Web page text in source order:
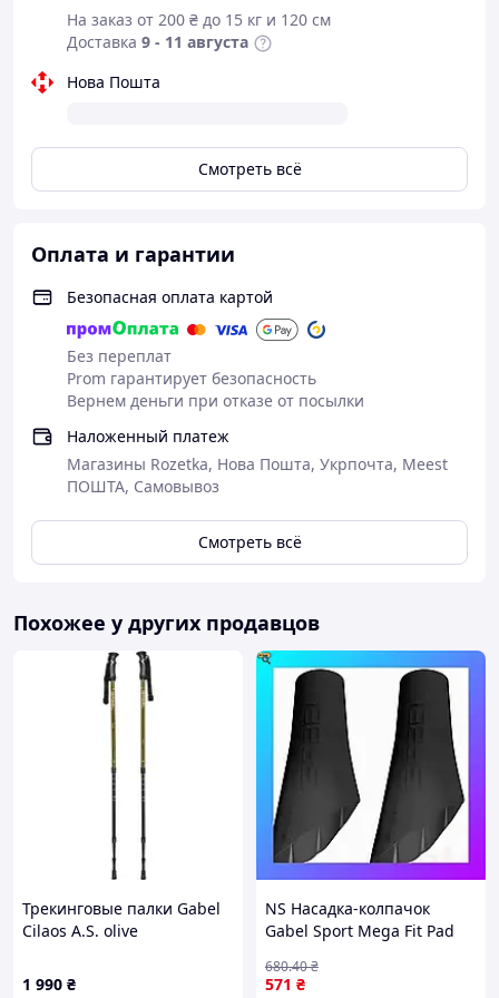
направлении.
В качестве амортизатора (ANTISHOCK) использована
стальная пружина.
Длина палок для скандинавской ходьбы
определяется по формуле в зависимости от роста и
Низкий темп (группа «здоровье», человек
нетренированный или восстанавливающийся)
предпочтительна формула: рост × 0,66.
Средний темп (группа «фитнес») – рост × 0,68.
Высокий темп (группа «спорт», человек
тренированный) – рост × 0,7.
Значение можно смело округлять в любую сторону на
1-2 см. При покупке в интернет-магазине
рекомендуется выбирать телескопические палки,
которые можно настроить под любой рост.
Есть возможность приобрести одну единицу
*При пересылке товара к стоимости товара будет
На заказ от 200 ₴ до 15 кг и 120 см
Доставка 9 - 11 августа
Нова Пошта
Смотреть всё
Оплата и гарантии
Безопасная оплата картой
Без переплат
Prom гарантирует безопасность
Вернем деньги при отказе от посылки
Наложенный платеж
Магазины Rozetka, Нова Пошта, Укрпочта, Meest
ПОШТА, Самовывоз
Смотреть всё
Похожее у других продавцов
Трекинговые палки Gabel
Cilaos A.S. olive
1 990 ₴
NS Насадка-колпачок
Gabel Sport Mega Fit Pad
(7905331305010) Nes22/Q
571 ₴
680.40₴